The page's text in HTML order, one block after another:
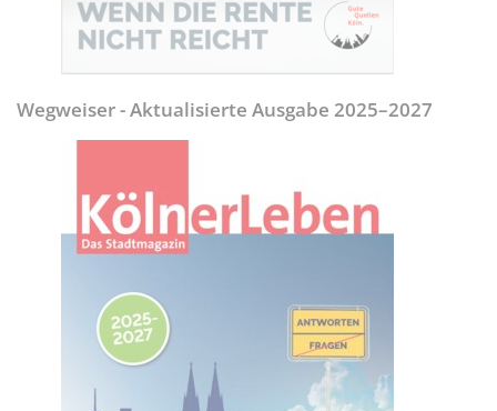
Wegweiser - Aktualisierte Ausgabe 2025–2027